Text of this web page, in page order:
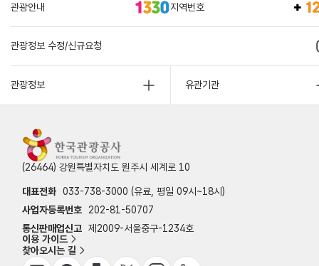
관광안내 지역번호
관광정보 수정/신규요청
관광정보 유관기관
(26464) 강원특별자치도 원주시 세계로 10
대표전화 033-738-3000 (유료, 평일 09시~18시)
사업자등록번호
202-81-50707
통신판매업신고 제2009-서울중구-1234호
이용 가이드
찾아오시는 길